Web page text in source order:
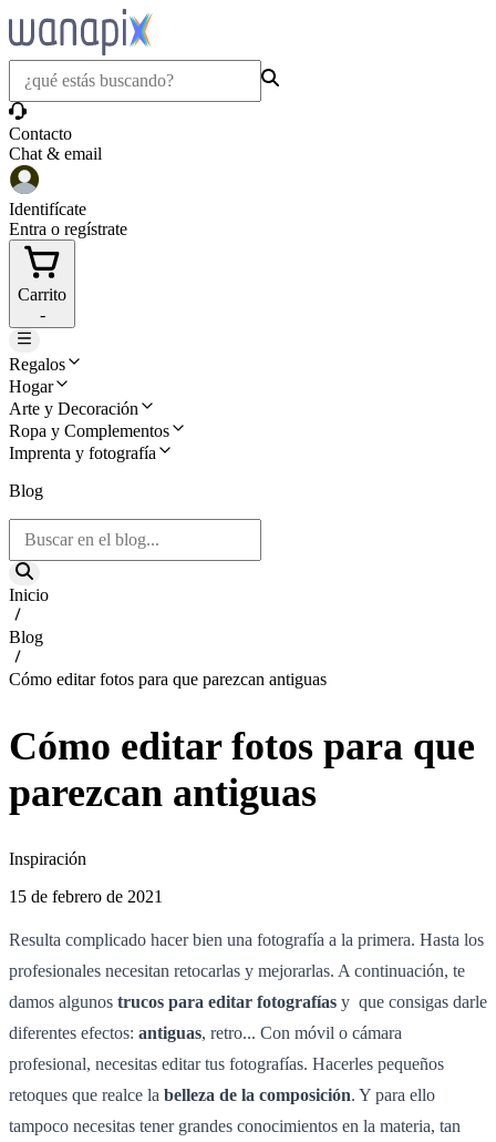
Contacto
Chat & email
Identifícate
Entra o regístrate
Carrito
-
Regalos
Hogar
Arte y Decoración
Ropa y Complementos
Imprenta y fotografía
Blog
Inicio
Blog
Cómo editar fotos para que parezcan antiguas
Cómo editar fotos para que
parezcan antiguas
Inspiración
15 de febrero de 2021
Resulta complicado hacer bien una fotografía a la primera. Hasta los
profesionales necesitan retocarlas y mejorarlas. A continuación, te
damos algunos trucos para editar fotografías y que consigas darle
diferentes efectos: antiguas, retro... Con móvil o cámara
profesional, necesitas editar tus fotografías. Hacerles pequeños
retoques que realce la belleza de la composición. Y para ello
tampoco necesitas tener grandes conocimientos en la materia, tan